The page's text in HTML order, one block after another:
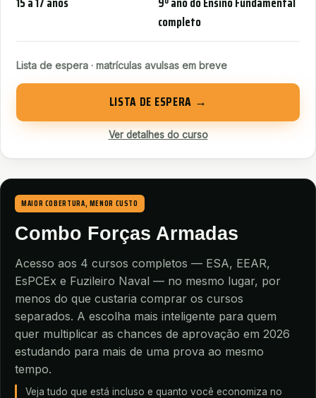
completo
Lista de espera · matrículas avulsas em breve
LISTA DE ESPERA →
Ver detalhes do curso
MAIOR COBERTURA, MENOR CUSTO
Combo Forças Armadas
Acesso aos 4 cursos completos — ESA, EEAR,
EsPCEx e Fuzileiro Naval — no mesmo lugar, por
menos do que custaria comprar os cursos
separados. A escolha mais inteligente para quem
quer multiplicar as chances de aprovação em 2026
estudando para mais de uma prova ao mesmo
tempo.
Veja tudo que está incluso e quanto você economiza no